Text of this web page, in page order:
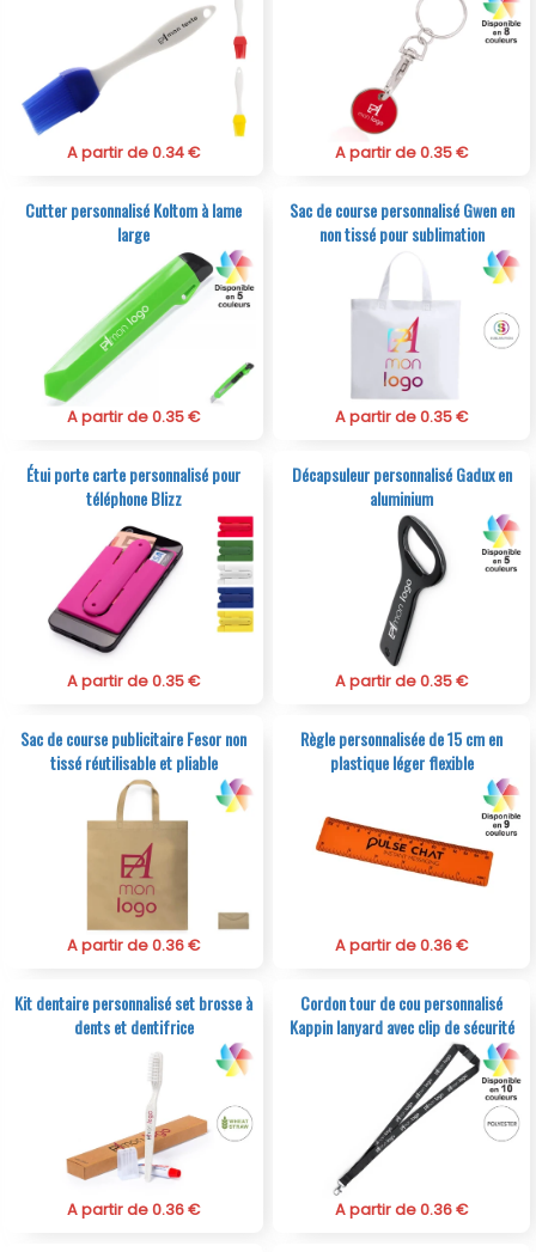
A partir de 0.34 € A partir de 0.35 €
Cutter personnalisé Koltom à lame
large
A partir de 0.35 €
Sac de course personnalisé Gwen en
non tissé pour sublimation
A partir de 0.35 €
Étui porte carte personnalisé pour
téléphone Blizz
A partir de 0.35 €
Décapsuleur personnalisé Gadux en
aluminium
A partir de 0.35 €
Sac de course publicitaire Fesor non
tissé réutilisable et pliable
A partir de 0.36 €
Règle personnalisée de 15 cm en
plastique léger flexible
A partir de 0.36 €
Kit dentaire personnalisé set brosse à
dents et dentifrice
A partir de 0.36 €
Cordon tour de cou personnalisé
Kappin lanyard avec clip de sécurité
A partir de 0.36 €